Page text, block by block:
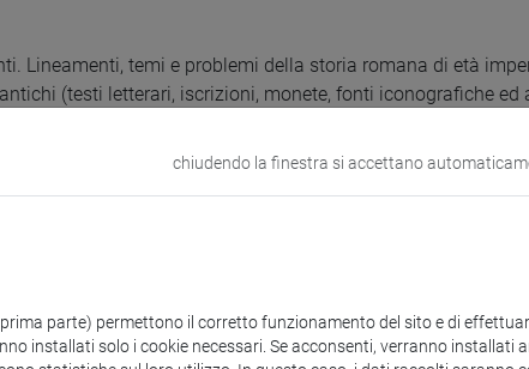
Lineamenti, temi e problemi della storia romana di età
(testi letterari, iscrizioni, monete, fonti iconografiche ed
politica, sociale, economica e religiosa del mondo romano
non frequentanti studieranno le stesse tematiche e gli
chiudendo la finestra si accettano
parte) permettono il corretto funzionamento del sito e di
installati solo i cookie necessari. Se acconsenti, verranno installati